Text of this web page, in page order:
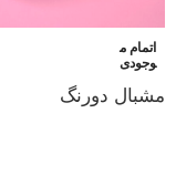
اتمام م
وجودی
مشبال دورنگ